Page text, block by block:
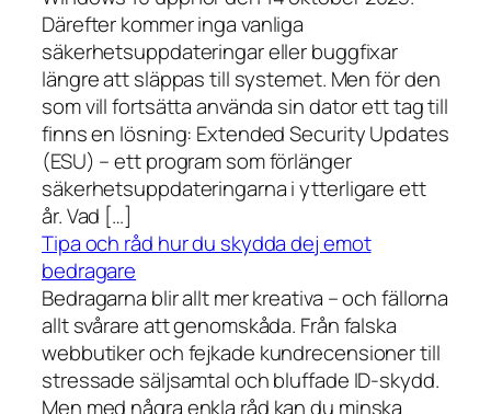
Därefter kommer inga vanliga
säkerhetsuppdateringar eller buggfixar
längre att släppas till systemet. Men för den
som vill fortsätta använda sin dator ett tag till
finns en lösning: Extended Security Updates
(ESU) – ett program som förlänger
säkerhetsuppdateringarna i ytterligare ett
år. Vad […]
Tipa och råd hur du skydda dej emot
bedragare
Bedragarna blir allt mer kreativa – och fällorna
allt svårare att genomskåda. Från falska
webbutiker och fejkade kundrecensioner till
stressade säljsamtal och bluffade ID-skydd.
Men med några enkla råd kan du minska